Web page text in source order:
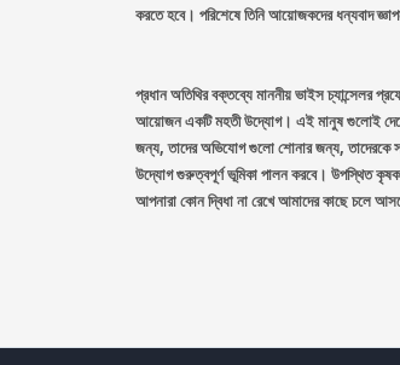
করতে হবে। পরিশেষে তিনি আয়োজকদের ধন্যবাদ
প্রধান অতিথির বক্তব্যে মাননীয় ভাইস চ্যান্সেলর
আয়োজন একটি মহতী উদ্যোগ। এই মানুষ গুলোই দেশের
জন্য, তাদের অভিযোগ গুলো শোনার জন্য, তাদেরকে
উদ্যোগ গুরুত্বপূর্ণ ভূমিকা পালন করবে। উপস্থিত
আপনারা কোন দ্বিধা না রেখে আমাদের কাছে চলে